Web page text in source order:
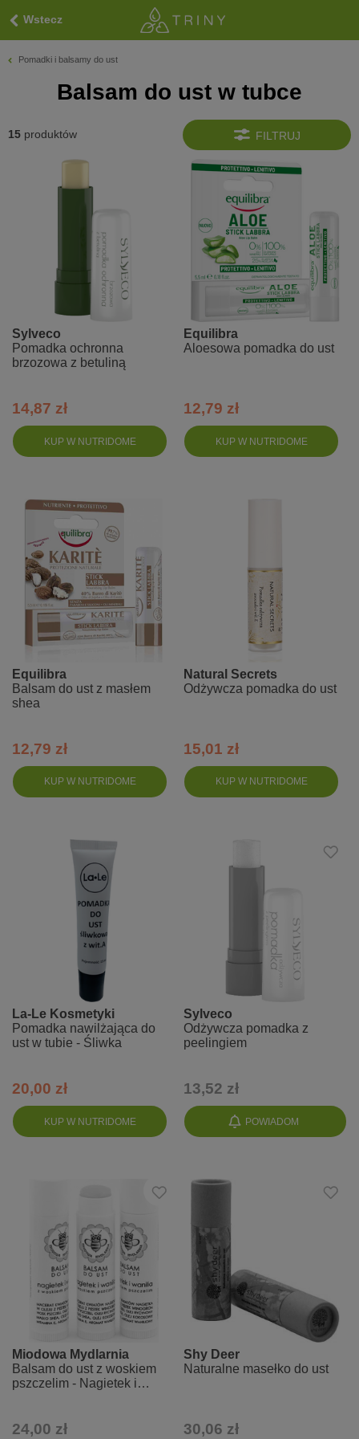
Wstecz
Pomadki i balsamy do ust
Balsam do ust w tubce
FILTRUJ
15 produktów
KUP W NUTRIDOME
Sylveco
Pomadka ochronna
brzozowa z betuliną
14,87 zł
KUP W NUTRIDOME
Equilibra
Aloesowa pomadka do ust
12,79 zł
KUP W NUTRIDOME
Equilibra
Balsam do ust z masłem
shea
12,79 zł
KUP W NUTRIDOME
Natural Secrets
Odżywcza pomadka do ust
15,01 zł
KUP W NUTRIDOME
La-Le Kosmetyki
Pomadka nawilżająca do
ust w tubie - Śliwka
20,00 zł
POWIADOM
Sylveco
Odżywcza pomadka z
peelingiem
13,52 zł
Miodowa Mydlarnia
Balsam do ust z woskiem
pszczelim - Nagietek i
24,00 zł
Shy Deer
Naturalne masełko do ust
30,06 zł